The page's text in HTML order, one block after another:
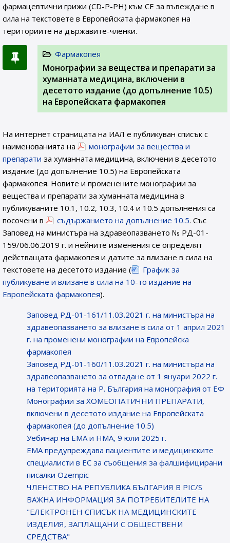
фармацевтични грижи (CD-P-PH) към СЕ за въвеждане в
сила на текстовете в Европейската фармакопея на
териториите на държавите-членки.
Фармакопея
Монографии за вещества и препарати за
хуманната медицина, включени в
десетото издание (до допълнение 10.5)
на Европейската фармакопея
На интернет страницата на ИАЛ e публикуван списък с
наименованията на
монографии за вещества и
препарати за хуманната медицина, включени в десетото
издание (до допълнение 10.5) на Европейската
фармакопея. Новите и променените монографии за
вещества и препарати за хуманната медицина в
публикуваните 10.1, 10.2, 10.3, 10.4 и 10.5 допълнения са
посочени в
съдържанието на допълнение 10.5. Със
Заповед на министъра на здравеопазването № РД-01-
159/06.06.2019 г. и нейните изменения се определят
действащата фармакопея и датите за влизане в сила на
текстовете на десетото издание (
График за
публикуване и влизане в сила на 10-то издание на
Европейската фармакопея).
Заповед РД-01-161/11.03.2021 г. на министъра на
здравеопазването за влизане в сила от 1 април 2021
г. на променени монографии на Европейска
фармакопея
Заповед РД-01-160/11.03.2021 г. на министъра на
здравеопазването за отпадане от 1 януари 2022 г.
на територията на Р. България на монография от ЕФ
Монографии за ХОМЕОПАТИЧНИ ПРЕПАРАТИ,
включени в десетото издание на Европейската
фармакопея (до допълнение 10.5)
Уебинар на ЕМА и НМА, 9 юли 2025 г.
EMA предупреждава пациентите и медицинските
специалисти в ЕС за съобщения за фалшифицирани
писалки Ozempic
ЧЛЕНСТВО НА РЕПУБЛИКА БЪЛГАРИЯ В PIC/S
ВАЖНА ИНФОРМАЦИЯ ЗА ПОТРЕБИТЕЛИТЕ НА
"ЕЛЕКТРОНЕН СПИСЪК НА МЕДИЦИНСКИТЕ
ИЗДЕЛИЯ, ЗАПЛАЩАНИ С ОБЩЕСТВЕНИ
СРЕДСТВА"